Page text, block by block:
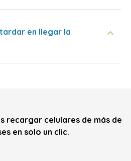
en llegar la
recargar celulares de más de
en solo un clic.